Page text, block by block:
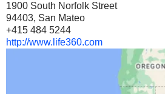
1900 South Norfolk Street
94403, San Mateo
+415 484 5244
http://www.life360.com